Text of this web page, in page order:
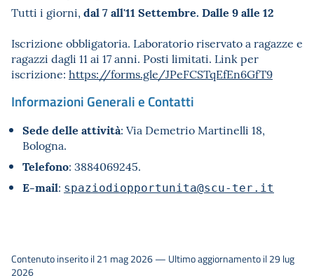
Tutti i giorni, dal 7 all'11 Settembre. Dalle 9 alle 12
Iscrizione obbligatoria. Laboratorio riservato a ragazze e
ragazzi dagli 11 ai 17 anni. Posti limitati. Link per
iscrizione: https://forms.gle/JPeFCSTqEfEn6GfT9
Informazioni Generali e Contatti
Sede delle attività: Via Demetrio Martinelli 18,
Bologna.
Telefono: 3884069245.
E-mail: spaziodiopportunita@scu-ter.it
Contenuto inserito il 21 mag 2026 — Ultimo aggiornamento il 29 lug
2026